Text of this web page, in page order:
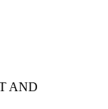
AND